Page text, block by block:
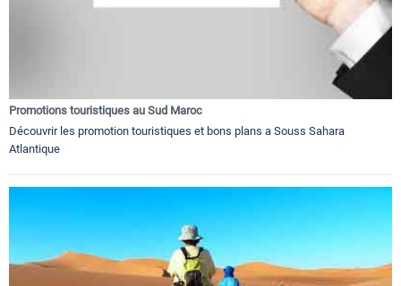
Promotions touristiques au Sud Maroc
Découvrir les promotion touristiques et bons plans a Souss Sahara
Atlantique